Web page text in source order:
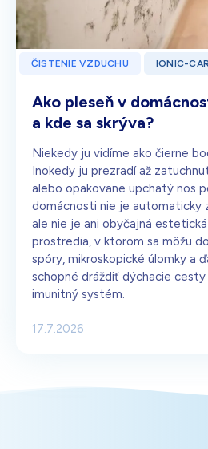
ČISTENIE VZDUCHU IONIC-
Ako pleseň v
a kde sa skrýva?
Niekedy ju vidíme ako čierne
Inokedy ju prezradí až
alebo opakovane upchatý nos
domácnosti nie je automaticky
ale nie je ani obyčajná
prostredia, v ktorom sa môžu
spóry, mikroskopické úlomky a
schopné dráždiť dýchacie
imunitný systém.
17.7.2026